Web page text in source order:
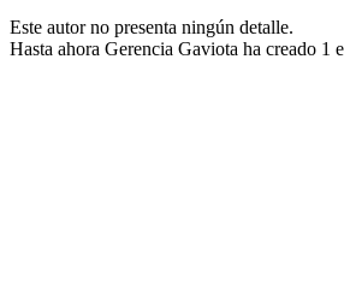
Este autor no presenta ningún detalle.
Hasta ahora Gerencia Gaviota ha creado 1